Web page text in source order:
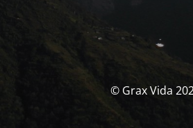
© Grax Vida